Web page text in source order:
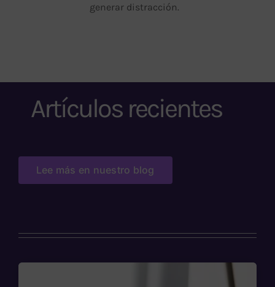
generar distracción.
Artículos recientes
Lee más en nuestro blog